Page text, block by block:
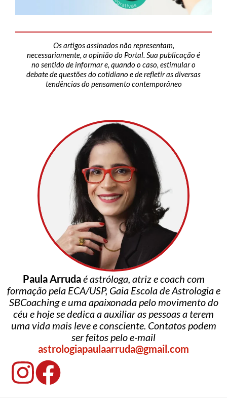
Os artigos assinados não representam,
necessariamente, a opinião do Portal. Sua publicação é
no sentido de informar e, quando o caso, estimular o
debate de questões do cotidiano e de refletir as diversas
tendências do pensamento contemporâneo
Paula Arrudaé astróloga, atriz e coach com
formação pela ECA/USP, Gaia Escola de Astrologia e
SBCoaching e uma apaixonada pelo movimento do
céu e hoje se dedica a auxiliar as pessoas a terem
uma vida mais leve e consciente. Contatos podem
ser feitos pelo e-mail
astrologiapaulaarruda@gmail.com